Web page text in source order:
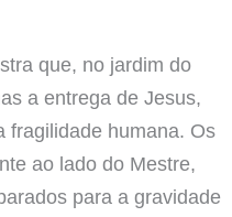
que, no jardim do
a entrega de Jesus,
fragilidade humana. Os
ao lado do Mestre,
para a gravidade